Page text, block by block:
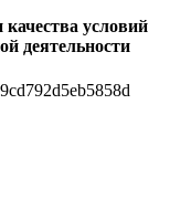
условий
деятельности